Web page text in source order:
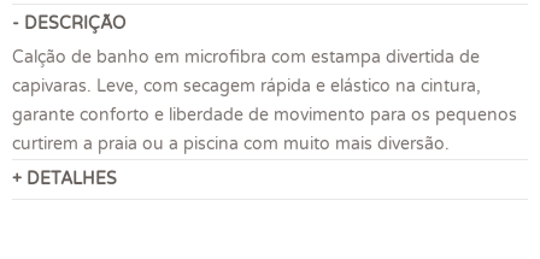
- DESCRIÇÃO
Calção de banho em microfibra com estampa divertida de
capivaras. Leve, com secagem rápida e elástico na cintura,
garante conforto e liberdade de movimento para os pequenos
curtirem a praia ou a piscina com muito mais diversão.
+ DETALHES